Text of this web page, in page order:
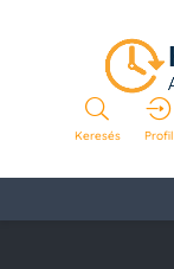
Keresés Profil